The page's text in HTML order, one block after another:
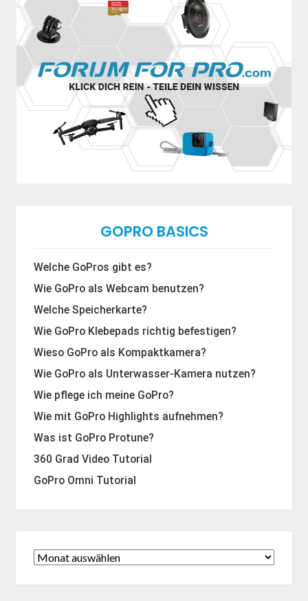
GOPRO BASICS
Welche GoPros gibt es?
Wie GoPro als Webcam benutzen?
Welche Speicherkarte?
Wie GoPro Klebepads richtig befestigen?
Wieso GoPro als Kompaktkamera?
Wie GoPro als Unterwasser-Kamera nutzen?
Wie pflege ich meine GoPro?
Wie mit GoPro Highlights aufnehmen?
Was ist GoPro Protune?
360 Grad Video Tutorial
GoPro Omni Tutorial